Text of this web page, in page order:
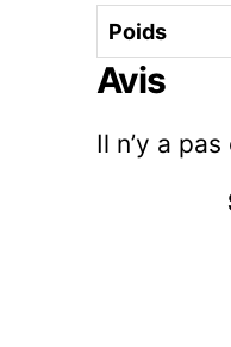
Poids
Avis
Il n’y a